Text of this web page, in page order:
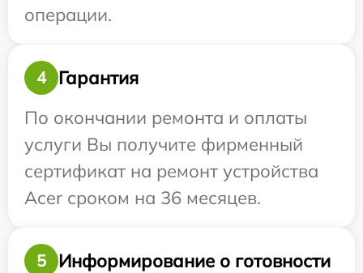
операции.
4
Гарантия
По окончании ремонта и оплаты
услуги Вы получите фирменный
сертификат на ремонт устройства
Acer сроком на 36 месяцев.
5
Информирование о готовности